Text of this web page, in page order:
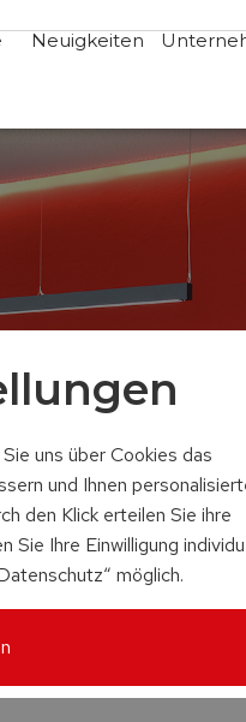
Neuigkeiten
uns über Cookies das
und Ihnen
den Klick erteilen Sie ihre
Sie Ihre Einwilligung
möglich.